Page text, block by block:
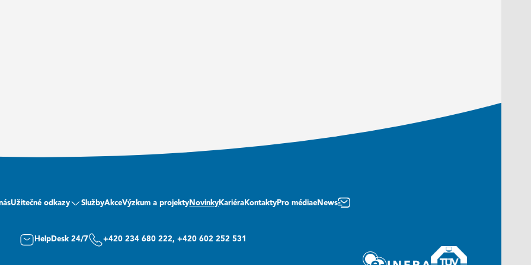
Užitečné odkazy SlužbyAkceVýzkum a projekty Novinky Kariéra Kontakty Pro médiaeNews
HelpDesk 24/7 +420 234 680 222, +420 602 252 531